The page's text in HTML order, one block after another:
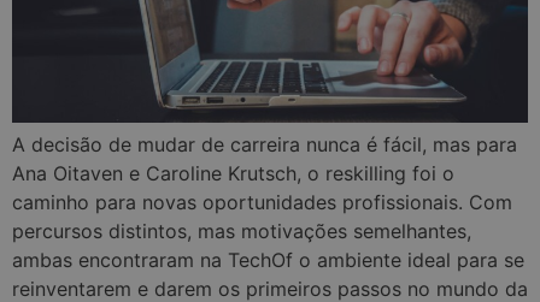
A decisão de mudar de carreira nunca é fácil, mas para
Ana Oitaven e Caroline Krutsch, o reskilling foi o
caminho para novas oportunidades profissionais. Com
percursos distintos, mas motivações semelhantes,
ambas encontraram na TechOf o ambiente ideal para se
reinventarem e darem os primeiros passos no mundo da